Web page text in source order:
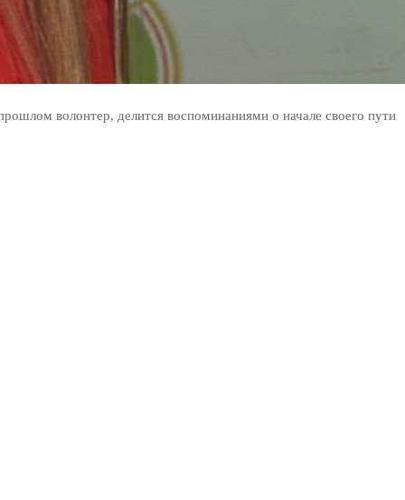
волонтер, делится воспоминаниями о начале своего пути